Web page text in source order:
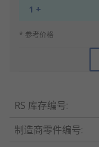
1 +
* 参考价格
RS 库存编号:
制造商零件编号: